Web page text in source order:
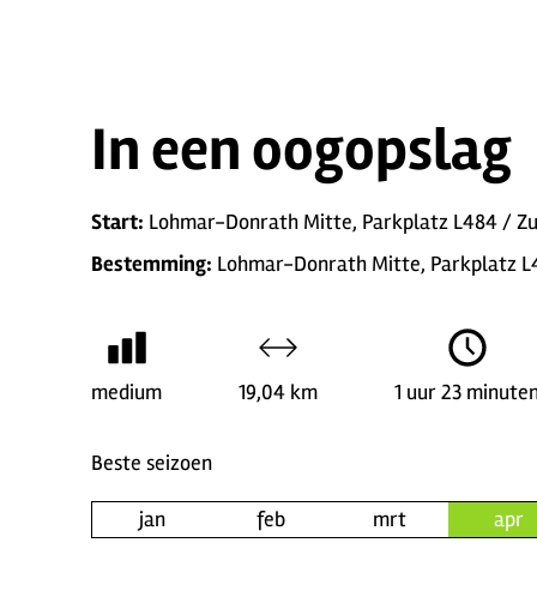
In een oogopslag
Start: Lohmar-Donrath Mitte, Parkplatz L484 /
Bestemming: Lohmar-Donrath Mitte, Parkplatz
medium 19,04 km 1 uur 23
Beste seizoen
jan feb mrt apr